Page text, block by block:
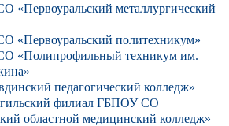
«Первоуральский металлургический
«Первоуральский политехникум»
«Полипрофильный техникум им.
педагогический колледж»
филиал ГБПОУ СО
областной медицинский колледж»